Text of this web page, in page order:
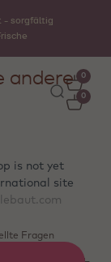
- sorgfältig
0
0
Fragen
andere
is not yet
site